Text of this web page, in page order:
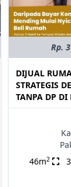
Rp.
DIJUAL
STRATEGIS
TANPA DP DI
46m2